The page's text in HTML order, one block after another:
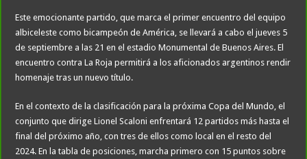
Este emocionante partido, que marca el primer encuentro del equipo
albiceleste como bicampeón de América, se llevará a cabo el jueves 5
de septiembre a las 21 en el estadio Monumental de Buenos Aires. El
encuentro contra La Roja permitirá a los aficionados argentinos rendir
homenaje tras un nuevo título.
En el contexto de la clasificación para la próxima Copa del Mundo, el
conjunto que dirige Lionel Scaloni enfrentará 12 partidos más hasta el
final del próximo año, con tres de ellos como local en el resto del
2024. En la tabla de posiciones, marcha primero con 15 puntos sobre